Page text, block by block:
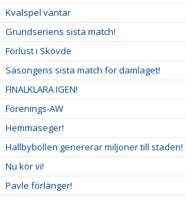
Kvalspel väntar
Grundseriens sista match!
Förlust i Skövde
Säsongens sista match för damlaget!
FINALKLARA IGEN!
Förenings-AW
Hemmaseger!
Hallbybollen genererar miljoner till staden!
Nu kör vi!
Pavle förlänger!